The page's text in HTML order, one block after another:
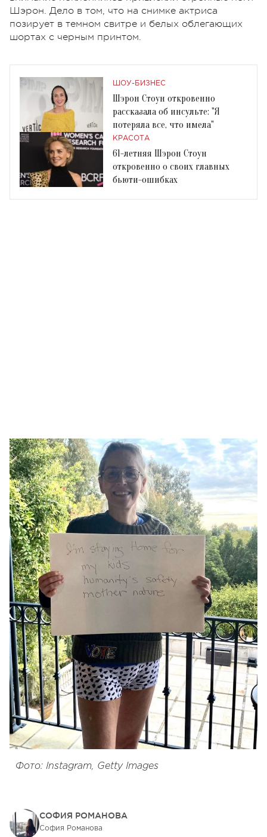
Шэрон. Дело в том, что на снимке актриса
позирует в темном свитре и белых облегающих
шортах с черным принтом.
ШОУ-БИЗНЕС
Шэрон Стоун откровенно
рассказала об инсульте: "Я
потеряла все, что имела"
КРАСОТА
61-летняя Шэрон Стоун
откровенно о своих главных
бьюти-ошибках
Фото: Instagram, Getty Images
СОФИЯ РОМАНОВА
София Романова